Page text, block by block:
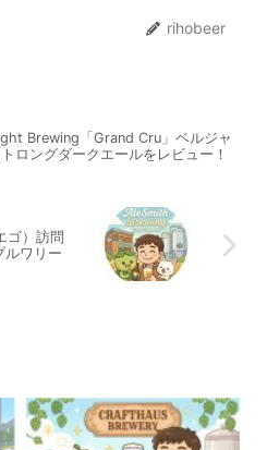
rihobeer
Brewing「Grand Cru」ベルジャ
ロングダークエールをレビュー！
ゴ）訪問
ルワリー